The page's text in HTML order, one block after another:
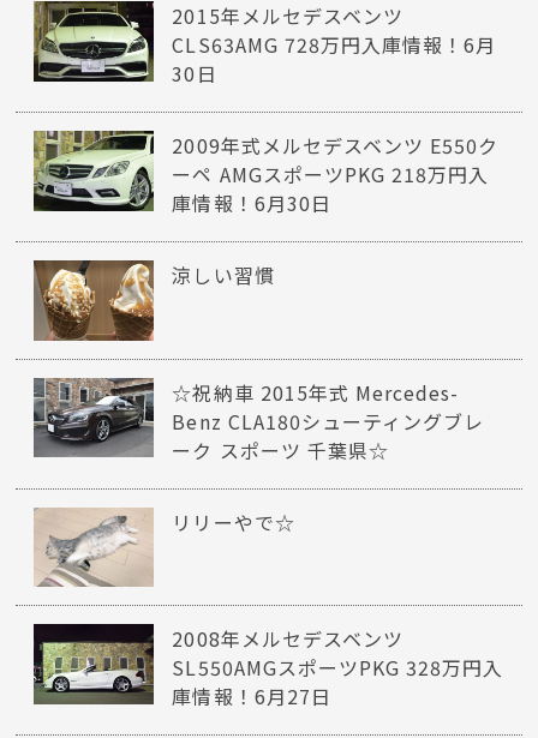
2015年メルセデスベンツ
CLS63AMG 728万円入庫情報！6月
30日
2009年式メルセデスベンツ E550ク
ーペ AMGスポーツPKG 218万円入
庫情報！6月30日
涼しい習慣
☆祝納車 2015年式 Mercedes-
Benz CLA180シューティングブレ
ーク スポーツ 千葉県☆
リリーやで☆
2008年メルセデスベンツ
SL550AMGスポーツPKG 328万円入
庫情報！6月27日